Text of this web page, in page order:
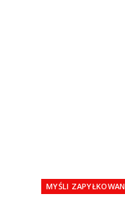
MYŚLI